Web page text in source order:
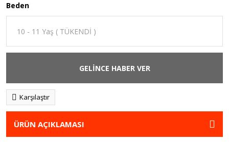
Beden
GELİNCE HABER VER
Karşılaştır
ÜRÜN AÇIKLAMASI